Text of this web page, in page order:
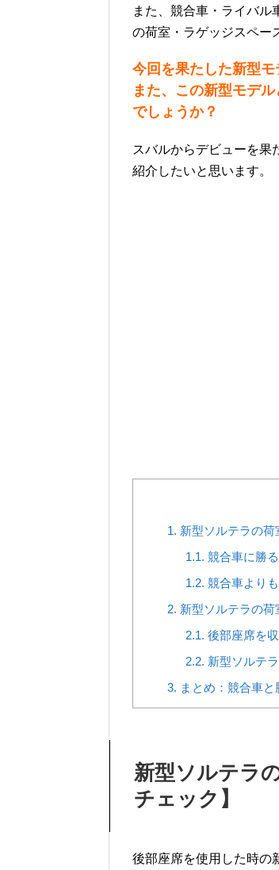
また、競合車・ライバル
の荷室・ラゲッジスペー
今回を果たした新型
また、この新型モデ
でしょうか？
スバルからデビューを果
紹介したいと思います。
1. 新型ソルテラの荷
1.1. 競合車に勝
1.2. 競合車より
2. 新型ソルテラの荷
2.1. 後部座席を
2.2. 新型ソルテ
3. まとめ：競合車
新型ソルテラ
チェック】
後部座席を使用した時の